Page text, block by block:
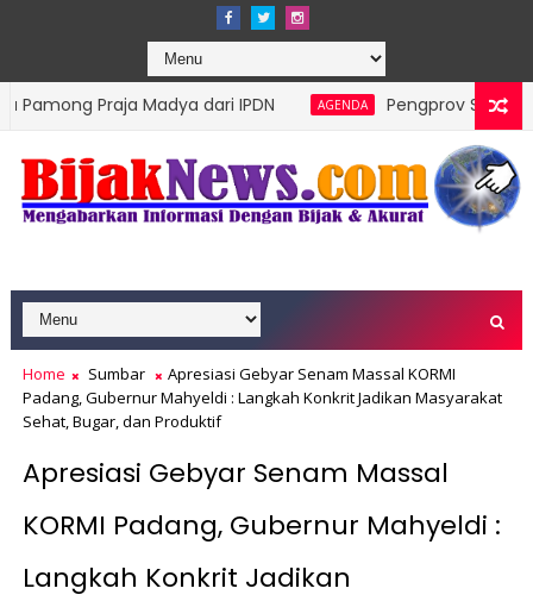
Madya dari IPDN AGENDA Pengprov Squash Indonesia
Home Sumbar
Apresiasi Gebyar Senam Massal KORMI
Padang, Gubernur Mahyeldi : Langkah Konkrit Jadikan Masyarakat
Sehat, Bugar, dan Produktif
Apresiasi Gebyar Senam Massal
KORMI Padang, Gubernur Mahyeldi :
Langkah Konkrit Jadikan